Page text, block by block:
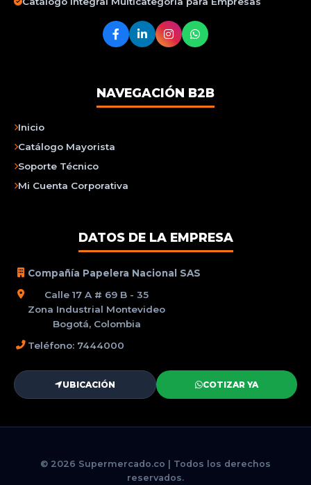
NAVEGACIÓN B2B
Inicio
Catálogo Mayorista
Soporte Técnico
Mi Cuenta Corporativa
DATOS DE LA EMPRESA
Compañía Papelera Nacional SAS
Calle 17 A # 69 B - 35
Zona Industrial Montevideo
Bogotá, Colombia
Teléfono: 7444000
UBICACIÓN COTIZAR YA
© 2026 Supermercado.co | Todos los derechos
reservados.